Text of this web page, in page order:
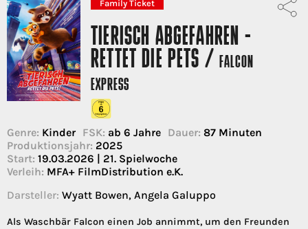
Family Ticket
TIERISCH ABGEFAHREN -
RETTET DIE PETS /FALCON
EXPRESS
Genre: Kinder FSK: ab 6 Jahre Dauer: 87 Minuten
Produktionsjahr: 2025
Start: 19.03.2026 | 21. Spielwoche
Verleih: MFA+ FilmDistribution e.K.
Darsteller: Wyatt Bowen, Angela Galuppo
Als Waschbär Falcon einen Job annimmt, um den Freunden